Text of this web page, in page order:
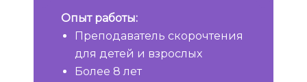
Опыт работы:
Преподаватель скорочтения
для детей и взрослых
Более 8 лет